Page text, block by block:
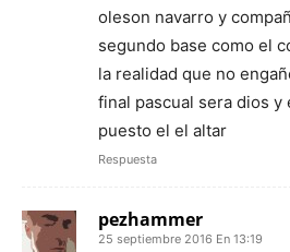
oleson navarro y
segundo base como el
la realidad que no
final pascual sera dios y
puesto el el altar
Respuesta
pezhammer
25 septiembre 2016 En 13:19